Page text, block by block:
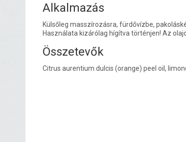
Alkalmazás
Külsőleg masszírozásra, fürdővízbe,
Használata kizárólag hígítva történjen! Az
Összetevők
Citrus aurentium dulcis (orange) peel oil,